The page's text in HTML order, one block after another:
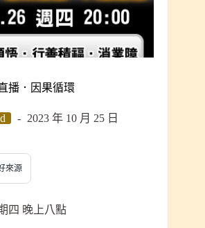
播．因果循環
2023 年 10 月 25 日
來源
四 晚上八點